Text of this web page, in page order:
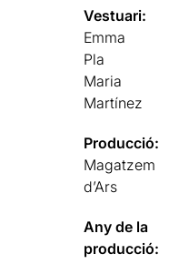
Vestuari:
Emma
Pla
Maria
Martínez
Producció:
Magatzem
d’Ars
Any de la
producció: